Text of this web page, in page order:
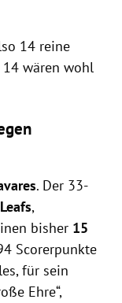
14 reine
14 wären wohl
. Der 33-
,
bisher 15
Scorerpunkte
für sein
Ehre“,